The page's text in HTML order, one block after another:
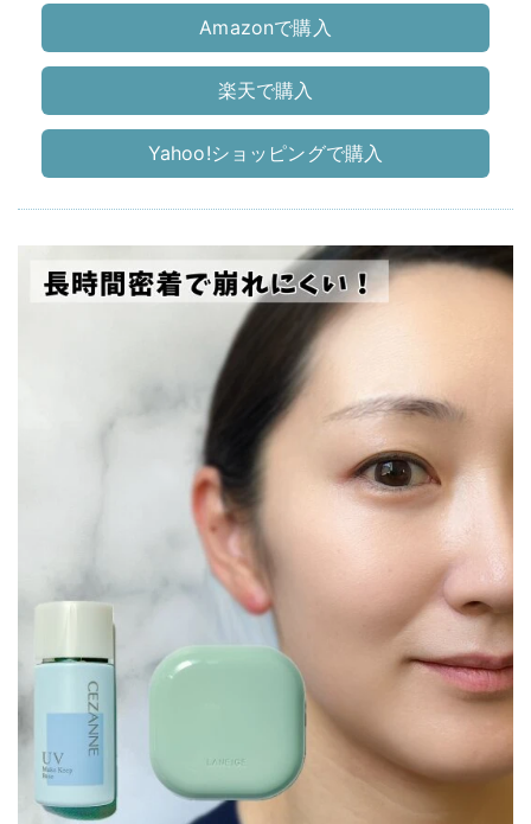
スメ
Amazonで購入
楽天で購入
Yahoo!ショッピングで購入